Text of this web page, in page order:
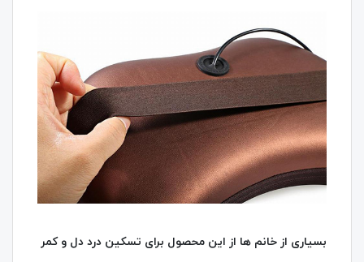
بسیاری از خانم ها از این محصول برای تسکین درد دل و کمر